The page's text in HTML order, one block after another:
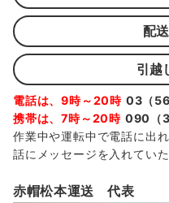
配
引越
電話は、9時～20時 03（
携帯は、7時～20時 090（
作業中や運転中で電話に出
話にメッセージを入れてい
赤帽松本運送 代表